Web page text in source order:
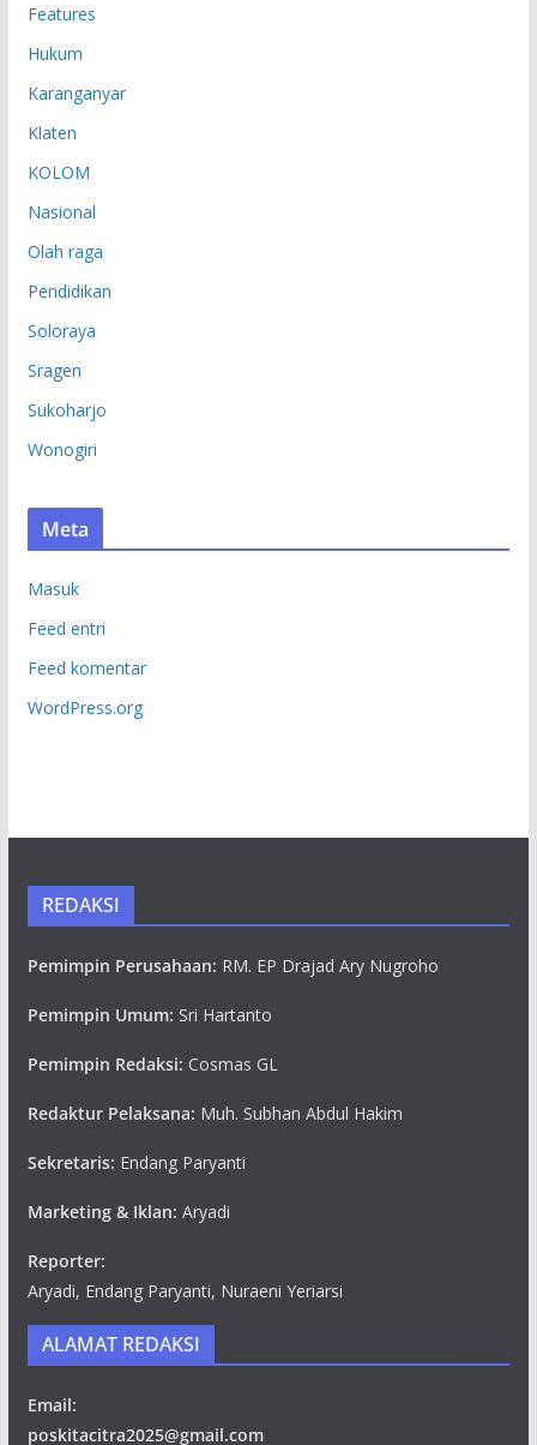
Features
Hukum
Karanganyar
Klaten
KOLOM
Nasional
Olah raga
Pendidikan
Soloraya
Sragen
Sukoharjo
Wonogiri
Meta
Masuk
Feed entri
Feed komentar
WordPress.org
REDAKSI
Pemimpin Perusahaan: RM. EP Drajad Ary Nugroho
Pemimpin Umum: Sri Hartanto
Pemimpin Redaksi: Cosmas GL
Redaktur Pelaksana: Muh. Subhan Abdul Hakim
Sekretaris: Endang Paryanti
Marketing & Iklan: Aryadi
Reporter:
Aryadi, Endang Paryanti, Nuraeni Yeriarsi
ALAMAT REDAKSI
Email:
poskitacitra2025@gmail.com